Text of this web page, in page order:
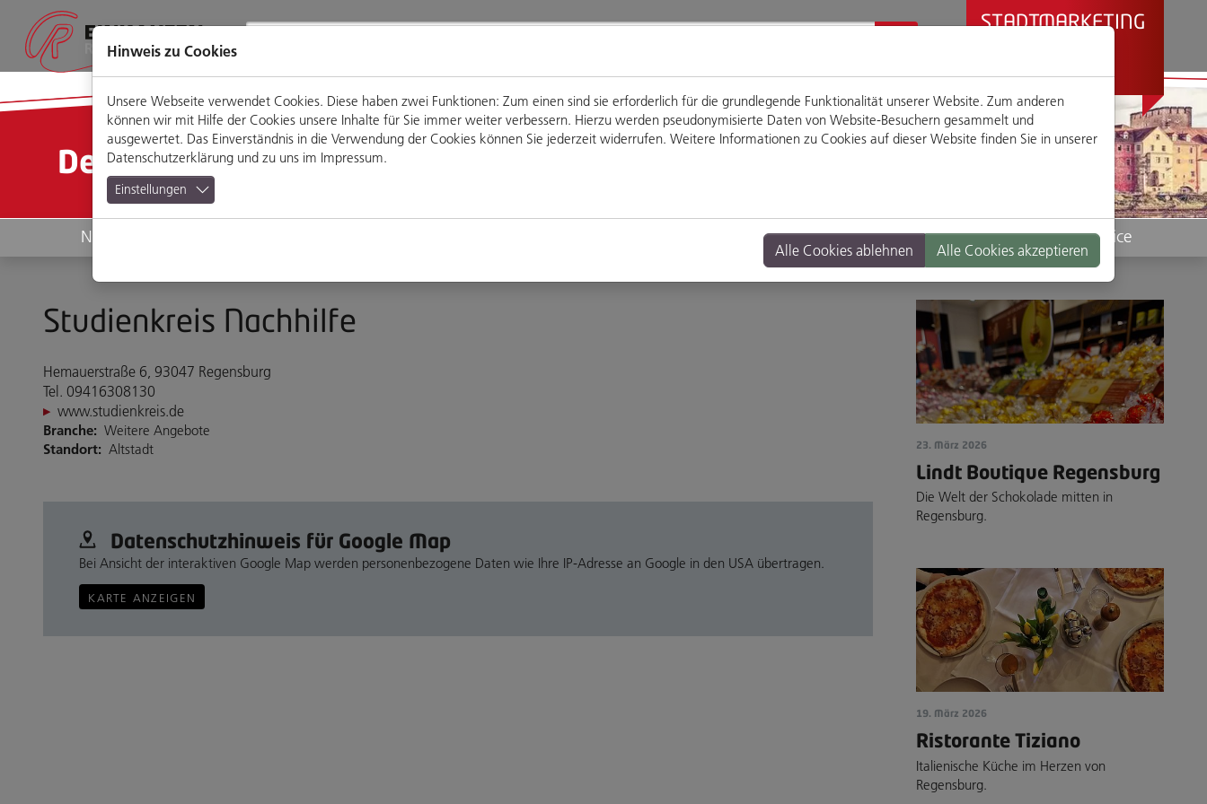
Seiteninhalt
Hauptmenü
Footermenü
Website-
Suche
STADTMARKETING
PRÄSENTIERT
Detailansicht
News Veranstaltungen Standorte Service
Studienkreis Nachhilfe
Hemauerstraße 6, 93047 Regensburg
Tel. 09416308130
www.studienkreis.de
Branche: Weitere Angebote
Standort: Altstadt
Datenschutz­hinweis für Google Map
Bei Ansicht der interaktiven Google Map werden personenbezogene Daten wie Ihre IP-Adresse an Google in den USA übertragen.
KARTE ANZEIGEN
23. März 2026
Lindt Boutique Regensburg
Die Welt der Schokolade mitten in
Regensburg.
19. März 2026
Ristorante Tiziano
Italienische Küche im Herzen von
Regensburg.
Hinweis zu Cookies
Unsere Webseite verwendet Cookies. Diese haben zwei Funktionen: Zum einen sind sie erforderlich für die grundlegende Funktionalität unserer Website. Zum anderen
können wir mit Hilfe der Cookies unsere Inhalte für Sie immer weiter verbessern. Hierzu werden pseudonymisierte Daten von Website-Besuchern gesammelt und
ausgewertet. Das Einverständnis in die Verwendung der Cookies können Sie jederzeit widerrufen. Weitere Informationen zu Cookies auf dieser Website finden Sie in unserer
Datenschutzerklärung und zu uns im Impressum.
Einstellungen
Alle Cookies ablehnen Alle Cookies akzeptieren